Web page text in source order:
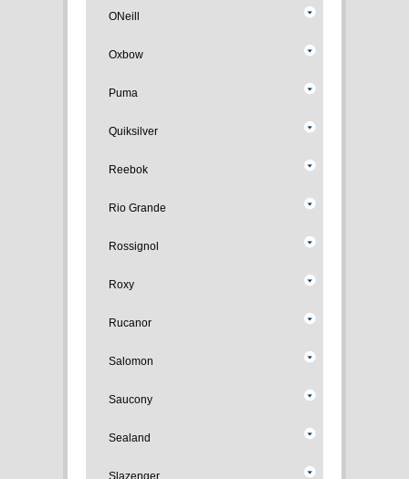
ONeill
Oxbow
Puma
Quiksilver
Reebok
Rio Grande
Rossignol
Roxy
Rucanor
Salomon
Saucony
Sealand
Slazenger